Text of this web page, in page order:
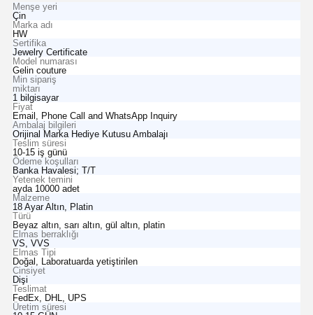
Menşe yeri
Çin
Marka adı
HW
Sertifika
Jewelry Certificate
Model numarası
Gelin couture
Min sipariş
miktarı
1 bilgisayar
Fiyat
Email, Phone Call and WhatsApp Inquiry
Ambalaj bilgileri
Orijinal Marka Hediye Kutusu Ambalajı
Teslim süresi
10-15 iş günü
Ödeme koşulları
Banka Havalesi; T/T
Yetenek temini
ayda 10000 adet
Malzeme
18 Ayar Altın, Platin
Türü
Beyaz altın, sarı altın, gül altın, platin
Elmas berraklığı
VS, VVS
Elmas Tipi
Doğal, Laboratuarda yetiştirilen
Cinsiyet
Dişi
Teslimat
FedEx, DHL, UPS
Üretim süresi